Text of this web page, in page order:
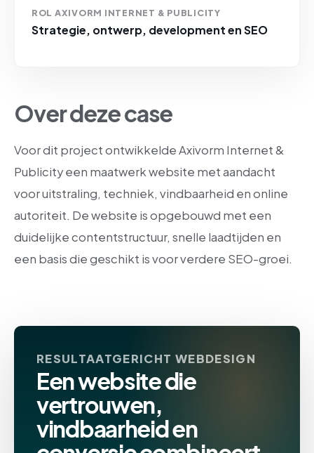
ROL AXIVORM INTERNET & PUBLICITY
Strategie, ontwerp, development en SEO
Over deze case
Voor dit project ontwikkelde Axivorm Internet &
Publicity een maatwerk website met aandacht
voor uitstraling, techniek, vindbaarheid en online
autoriteit. De website is opgebouwd met een
duidelijke contentstructuur, snelle laadtijden en
een basis die geschikt is voor verdere SEO-groei.
RESULTAATGERICHT WEBDESIGN
Een website die
vertrouwen,
vindbaarheid en